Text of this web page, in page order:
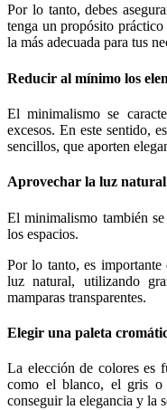
Por lo tanto, debes
tenga un propósito
la más adecuada para tus
Reducir al mínimo los
El minimalismo se
excesos. En este sentido,
sencillos, que aporten
Aprovechar la luz natural
El minimalismo también
los espacios.
Por lo tanto, es
luz natural, utilizando
mamparas transparentes.
Elegir una paleta
La elección de colores es
como el blanco, el gris o
conseguir la elegancia y la